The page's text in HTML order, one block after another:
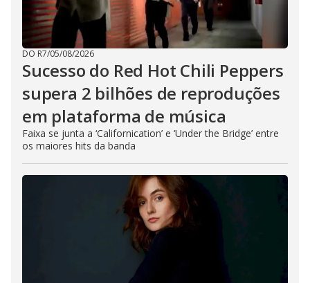
DO R7/05/08/2026
Sucesso do Red Hot Chili Peppers
supera 2 bilhões de reproduções
em plataforma de música
Faixa se junta a ‘Californication’ e ‘Under the Bridge’ entre
os maiores hits da banda